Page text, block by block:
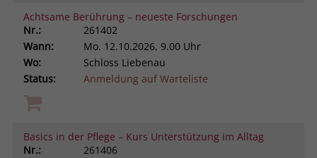
Achtsame Berührung – neueste Forschungen
Nr.:
261402
Wann:
Mo. 12.10.2026, 9.00 Uhr
Wo:
Schloss Liebenau
Status:
Anmeldung auf Warteliste
Basics in der Pflege – Kurs Unterstützung im Alltag
Nr.:
261406